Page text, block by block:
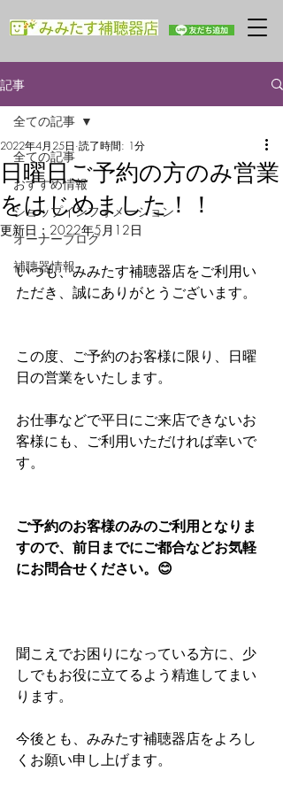
記事
全ての記事
おすすめ情報
ショップインフォメーション
オーナーブログ
補聴器情報
全ての記事
日曜日ご予約の方のみ営業
をはじめました！！
2022年4月25日 読了時間: 1分
更新日： 2022年5月12日
いつも、みみたす補聴器店をご利用い
ただき、誠にありがとうございます。
この度、ご予約のお客様に限り、日曜
日の営業をいたします。
お仕事などで平日にご来店できないお
客様にも、ご利用いただければ幸いで
す。
ご予約のお客様のみのご利用となりま
すので、前日までにご都合などお気軽
にお問合せください。😊
聞こえでお困りになっている方に、少
しでもお役に立てるよう精進してまい
ります。
今後とも、みみたす補聴器店をよろし
くお願い申し上げます。